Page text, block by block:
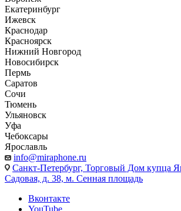
Екатеринбург
Ижевск
Краснодар
Красноярск
Нижний Новгород
Новосибирск
Пермь
Саратов
Сочи
Тюмень
Ульяновск
Уфа
Чебоксары
Ярославль
info@miraphone.ru
Санкт-Петербург, Торговый Дом купца
Садовая, д. 38, м. Сенная площадь
Вконтакте
YouTube